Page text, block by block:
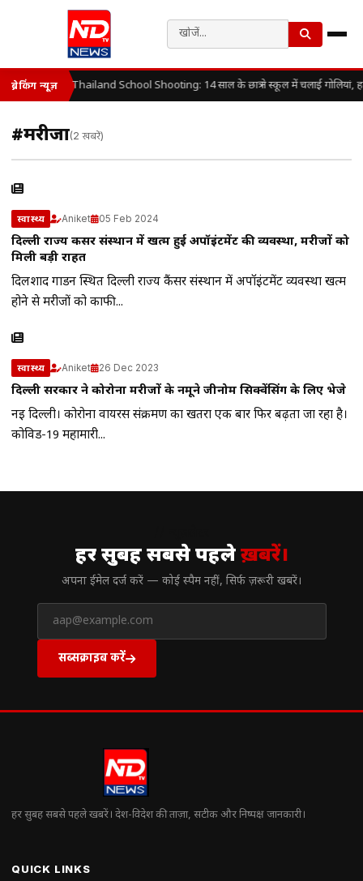
ब्रेकिंग न्यूज़ Thailand School Shooting: 14 साल के छात्र ने स्कूल में चलाई गोलियां,
#मरीजों(2 खबरें)
स्वास्थ्य Aniket 05 Feb 2024
दिल्ली राज्य कैंसर संस्थान में खत्म हुई अपॉइंटमेंट की व्यवस्था, मरीजों को
मिली बड़ी राहत
दिलशाद गार्डन स्थित दिल्ली राज्य कैंसर संस्थान में अपॉइंटमेंट व्यवस्था खत्म
होने से मरीजों को काफी...
स्वास्थ्य Aniket 26 Dec 2023
दिल्ली सरकार ने कोरोना मरीजों के नमूने जीनोम सिक्वेंसिंग के लिए भेजे
नई दिल्ली। कोरोना वायरस संक्रमण का खतरा एक बार फिर बढ़ता जा रहा है।
कोविड-19 महामारी...
हर सुबह सबसे पहलेख़बरें।
अपना ईमेल दर्ज करें — कोई स्पैम नहीं, सिर्फ ज़रूरी खबरें।
सब्सक्राइब करें
हर सुबह सबसे पहले खबरें। देश-विदेश की ताज़ा, सटीक और निष्पक्ष जानकारी।
QUICK LINKS